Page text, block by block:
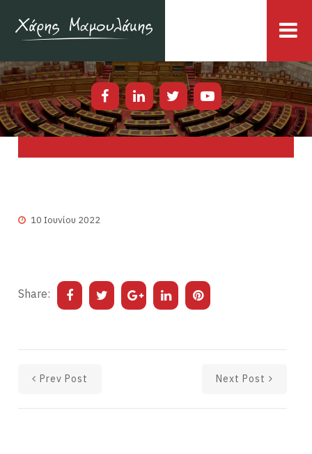
10 Ιουνίου 2022
Share:
Prev Post Next Post